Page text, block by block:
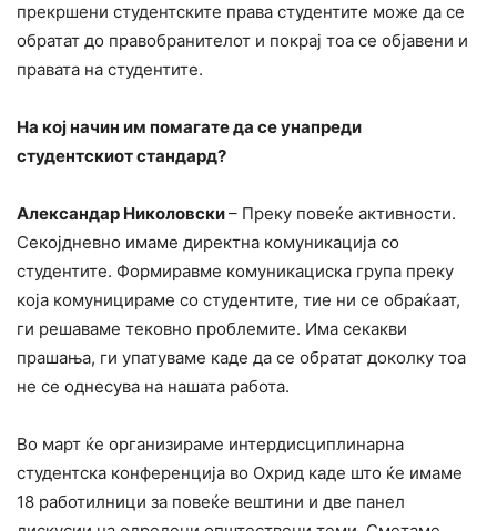
прекршени студентските права студентите може да се
обратат до правобранителот и покрај тоа се објавени и
правата на студентите.
На кој начин им помагате да се унапреди
студентскиот стандард?
Александар Николовски– Преку повеќе активности.
Секојдневно имаме директна комуникација со
студентите. Формиравме комуникациска група преку
која комуницираме со студентите, тие ни се обраќаат,
ги решаваме тековно проблемите. Има секакви
прашања, ги упатуваме каде да се обратат доколку тоа
не се однесува на нашата работа.
Во март ќе организираме интердисциплинарна
студентска конференција во Охрид каде што ќе имаме
18 работилници за повеќе вештини и две панел